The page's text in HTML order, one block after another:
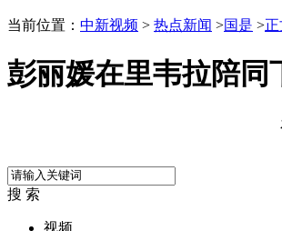
当前位置： 中新视频 > 热点新闻 >国是 >正
彭丽媛在里韦拉陪同
搜 索
视频